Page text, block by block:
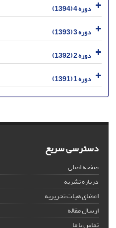
دوره 4 (1394)
دوره 3 (1393)
دوره 2 (1392)
دوره 1 (1391)
دسترسی سریع
صفحه اصلی
درباره نشریه
اعضای هیات تحریریه
ارسال مقاله
تماس با ما